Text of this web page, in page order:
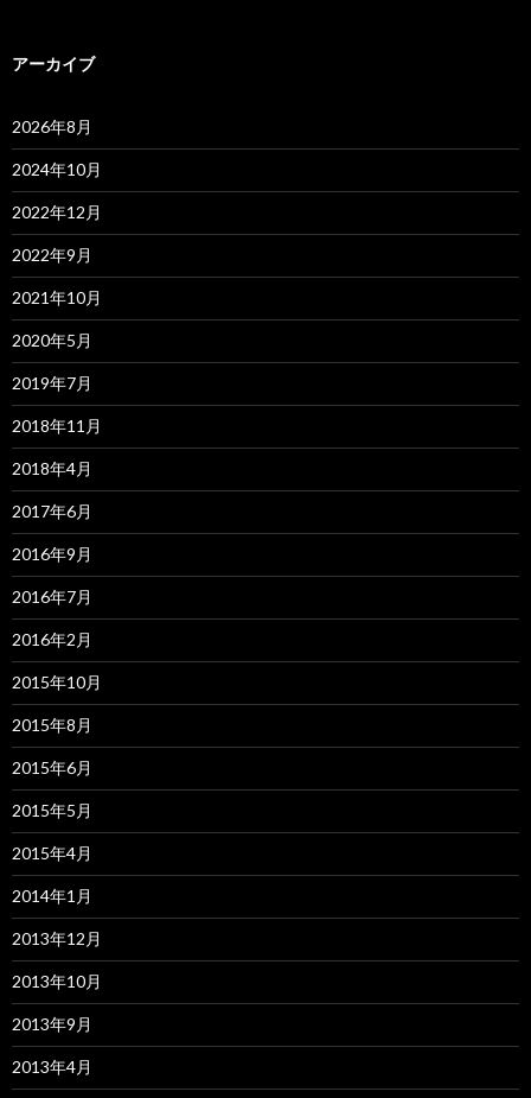
アーカイブ
2026年8月
2024年10月
2022年12月
2022年9月
2021年10月
2020年5月
2019年7月
2018年11月
2018年4月
2017年6月
2016年9月
2016年7月
2016年2月
2015年10月
2015年8月
2015年6月
2015年5月
2015年4月
2014年1月
2013年12月
2013年10月
2013年9月
2013年4月